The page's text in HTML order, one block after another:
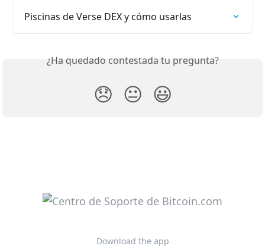
Piscinas de Verse DEX y cómo usarlas
¿Ha quedado contestada tu pregunta?
😞 😐 😃
Download the app